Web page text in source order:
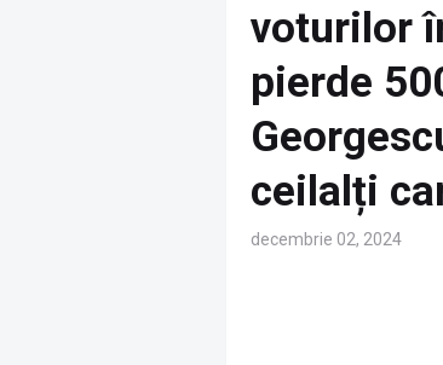
voturilor
pierde
ceilalți
decembrie 02, 2024